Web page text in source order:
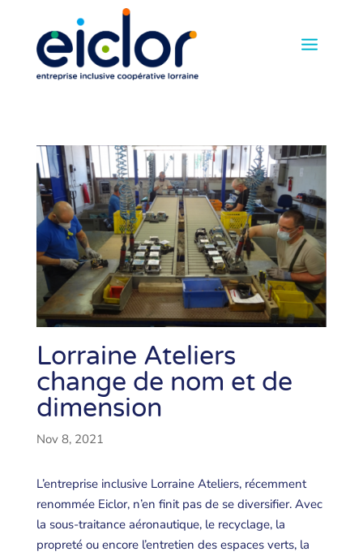
Lorraine Ateliers
change de nom et de
dimension
Nov 8, 2021
L’entreprise inclusive Lorraine Ateliers, récemment
renommée Eiclor, n’en finit pas de se diversifier. Avec
la sous-traitance aéronautique, le recyclage, la
propreté ou encore l’entretien des espaces verts, la